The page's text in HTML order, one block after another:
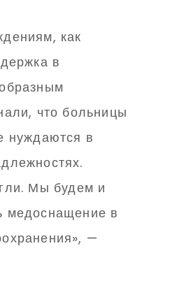
как
в
что больницы
нуждаются в
Мы будем и
медоснащение в
—